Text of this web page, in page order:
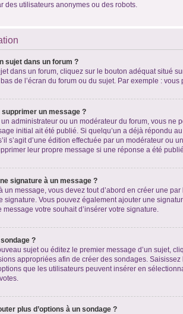
des utilisateurs anonymes ou des robots.
sujet dans un forum ?
dans un forum, cliquez sur le bouton adéquat situé
de l’écran du forum ou du sujet. Par exemple :
un message ?
administrateur ou un modérateur du forum, vous
initial ait été publié. Si quelqu’un a déjà répondu
s’agit d’une édition effectuée par un modérateur
leur propre message si une réponse a été
signature à un message ?
un message, vous devez tout d’abord en créer une
signature. Vous pouvez également ajouter une
votre souhait d’insérer votre signature.
?
sujet ou éditez le premier message d’un sujet,
appropriées afin de créer des sondages.
que les utilisateurs peuvent insérer en
plus d’options à un sondage ?